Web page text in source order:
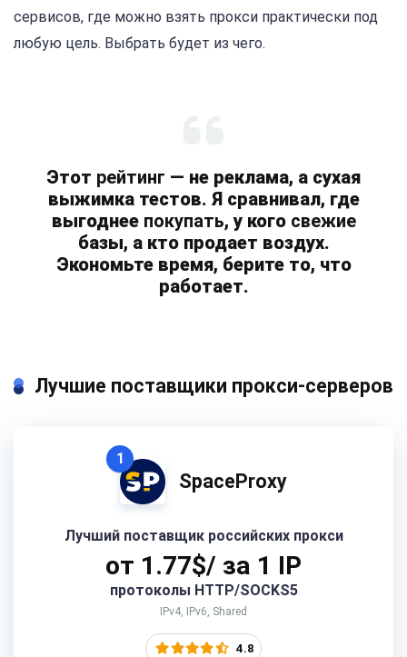
сервисов, где можно взять прокси практически под
любую цель. Выбрать будет из чего.
Этот рейтинг — не реклама, а сухая
выжимка тестов. Я сравнивал, где
выгоднее покупать, у кого свежие
базы, а кто продает воздух.
Экономьте время, берите то, что
работает.
Лучшие поставщики прокси-серверов
1
SpaceProxy
Лучший поставщик российских прокси
от 1.77$/ за 1 IP
протоколы HTTP/SOCKS5
IPv4, IPv6, Shared
4.8